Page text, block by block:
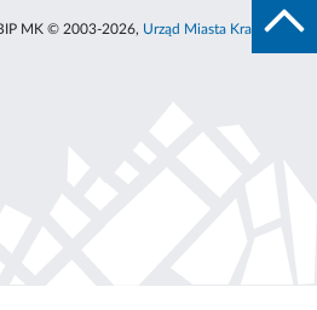
MK © 2003-2026, Urząd Miasta Krakowa